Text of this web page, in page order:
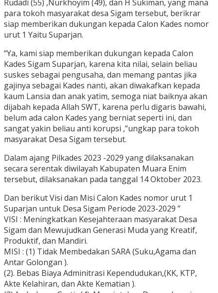
Rudadi (55) ,Nurkhoyim (49), dan H Sukiman, yang mana
para tokoh masyarakat desa Sigam tersebut, berikrar
siap memberikan dukungan kepada Calon Kades nomor
urut 1 Yaitu Suparjan.
“Ya, kami siap memberikan dukungan kepada Calon
Kades Sigam Suparjan, karena kita nilai, selain beliau
suskes sebagai pengusaha, dan memang pantas jika
gajinya sebagai Kades nanti, akan diwakafkan kepada
kaum Lansia dan anak yatim, semoga niat baiknya akan
dijabah kepada Allah SWT, karena perlu digaris bawahi,
belum ada calon Kades yang berniat seperti ini, dan
sangat yakin beliau anti korupsi ,”ungkap para tokoh
masyarakat Desa Sigam tersebut.
Dalam ajang Pilkades 2023 -2029 yang dilaksanakan
secara serentak diwilayah Kabupaten Muara Enim
tersebut, dilaksanakan pada tanggal 14 Oktober 2023.
Dan berikut Visi dan Misi Calon Kades nomor urut 1
Suparjan untuk Desa Sigam Periode 2023-2029 ”
VISI : Meningkatkan Kesejahteraan masyarakat Desa
Sigam dan Mewujudkan Generasi Muda yang Kreatif,
Produktif, dan Mandiri.
MISI : (1) Tidak Membedakan SARA (Suku,Agama dan
Antar Golongan ).
(2). Bebas Biaya Adminitrasi Kependudukan,(KK, KTP,
Akte Kelahiran, dan Akte Kematian ).